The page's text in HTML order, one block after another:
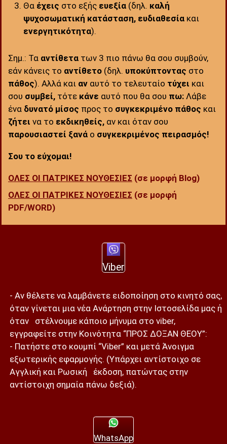
Θα έχεις στο εξής ευεξία (δηλ. καλή
ψυχοσωματική κατάσταση, ευδιαθεσία και
ενεργητικότητα).
Σημ.: Τα αντίθετα των 3 πιο πάνω θα σου συμβούν,
εάν κάνεις το αντίθετο (δηλ. υποκύπτοντας στο
πάθος). Αλλά και αν αυτό το τελευταίο τύχει και
σου συμβεί, τότε κάνε αυτό που θα σου πω: Λάβε
ένα δυνατό μίσος προς το συγκεκριμένο πάθος και
ζήτει να το εκδικηθείς, αν και όταν σου
παρουσιαστεί ξανά ο συγκεκριμένος πειρασμός!
Σου το εύχομαι!
ΟΛΕΣ ΟΙ ΠΑΤΡΙΚΕΣ ΝΟΥΘΕΣΙΕΣ (σε μορφή Blog)
ΟΛΕΣ ΟΙ ΠΑΤΡΙΚΕΣ ΝΟΥΘΕΣΙΕΣ (σε μορφή
PDF/WORD)
Viber
- Αν θέλετε να λαμβάνετε ειδοποίηση στο κινητό σας,
όταν γίνεται μια νέα Ανάρτηση στην Ιστοσελίδα μας ή
όταν στέλνουμε κάποιο μήνυμα στο viber,
εγγραφείτε στην Κοινότητα “ΠΡΟΣ ΔΟΞΑΝ ΘΕΟΥ”:
- Πατήστε στο κουμπί “Viber” και μετά Άνοιγμα
εξωτερικής εφαρμογής. (Υπάρχει αντίστοιχο σε
Αγγλική και Ρωσική έκδοση, πατώντας στην
αντίστοιχη σημαία πάνω δεξιά).
WhatsApp